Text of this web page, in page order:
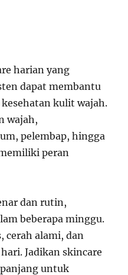
harian yang
dapat membantu
kulit wajah.
wajah,
pelembap, hingga
peran
dan rutin,
beberapa minggu.
cerah alami, dan
Jadikan skincare
untuk